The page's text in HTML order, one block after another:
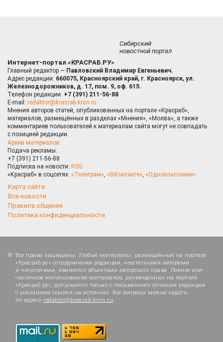
Сибирский
новостной портал
Интернет-портал «КРАСРАБ.РУ»
Главный редактор — Павловский Владимир Евгеньевич.
Адрес редакции: 660075, Красноярский край, г. Красноярск, ул.
Железнодорожников, д. 17, пом. 9, оф. 615.
Телефон редакции: +7 (391) 211-56-88
E-mail: redaktor@krasrab.krsn.ru
Мнения авторов статей, опубликованных на портале «Красраб»,
материалов, размещённых в разделах «Мнения», «Молва», а также
комментариев пользователей к материалам сайта могут не совпадать
с позицией редакции.
Архив материалов
Подача рекламы:
+7 (391) 211-56-88
Подписка на новости: RSS
«Красраб» в соцсетях: «Телеграм», «ВКонтакте», «Одноклассники»
Карта сайта
Все новости
Правила общения
Политика конфиденциальности
Все права защищены. Любые материалы, размещённые на портале
«Красраб.ру» сотрудниками редакции, нештатными авторами
и читателями, являются объектами авторского права. Полное или
частичное использование материалов, размещённых на портале
«Красраб.ру», допускается только с письменного согласия редакции
с указанием ссылки на источник. Все вопросы можно задать
по адресу redaktor@krasrab.krsn.ru.